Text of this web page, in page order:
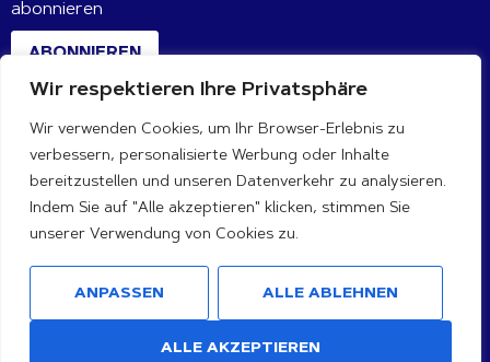
Wir respektieren Ihre Privatsphäre
Wir verwenden Cookies, um Ihr Browser-Erlebnis zu
verbessern, personalisierte Werbung oder Inhalte
bereitzustellen und unseren Datenverkehr zu analysieren.
Indem Sie auf "Alle akzeptieren" klicken, stimmen Sie
unserer Verwendung von Cookies zu.
ANPASSEN ALLE ABLEHNEN
ALLE AKZEPTIEREN
abonnieren
ABONNIEREN
VERBINDE DICH MIT UNS